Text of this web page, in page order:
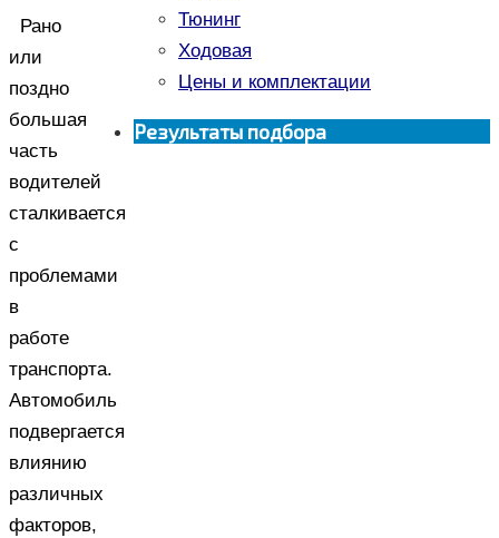
Рано
или
поздно
большая
часть
водителей
сталкивается
с
проблемами
в
работе
транспорта.
Автомобиль
подвергается
влиянию
различных
факторов,
Тюнинг
Ходовая
Цены и комплектации
Результаты подбора